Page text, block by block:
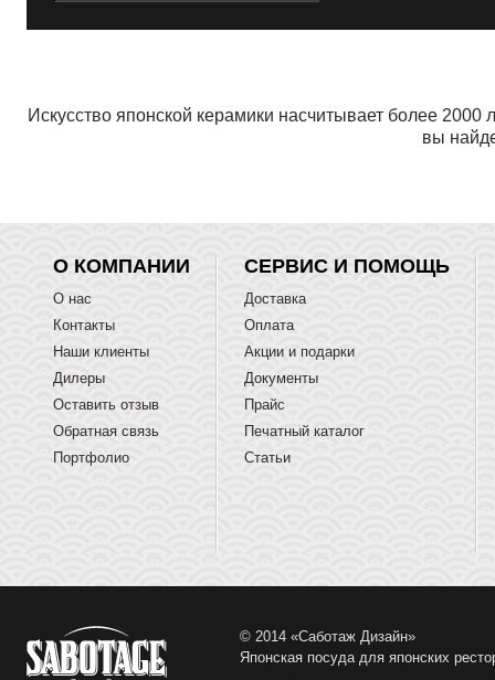
Искусство японской керамики насчитывает более 2000
вы
О КОМПАНИИ
О нас
Контакты
Наши клиенты
Дилеры
Оставить отзыв
Обратная связь
Портфолио
СЕРВИС И ПОМОЩЬ
Доставка
Оплата
Акции и подарки
Документы
Прайс
Печатный каталог
Статьи
© 2014 «Саботаж Дизайн»
Японская посуда для японских